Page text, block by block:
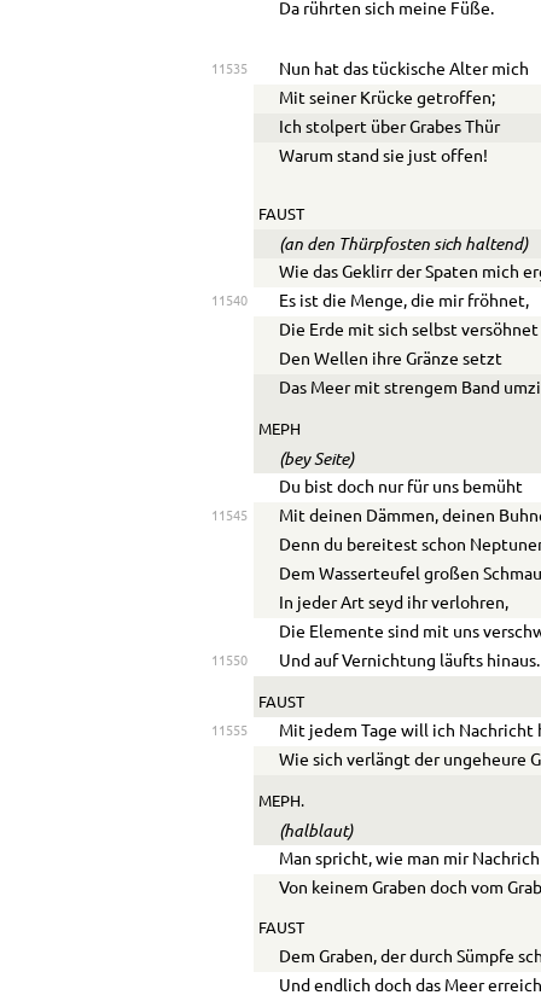
Da rührten sich meine Füße.
11535
Nun hat das tückische Alter mich
Mit seiner Krücke getroffen;
Ich stolpert über Grabes Thür
Warum stand sie just offen!
FAUST
(an den Thürpfosten sich haltend)
Wie das Geklirr der Spaten mich
11540
Es ist die Menge, die mir fröhnet,
Die Erde mit sich selbst versöhnet
Den Wellen ihre Gränze setzt
Das Meer mit strengem Band
MEPH
(bey Seite)
Du bist doch nur für uns bemüht
11545
Mit deinen Dämmen, deinen
Denn du bereitest schon
Dem Wasserteufel großen
In jeder Art seyd ihr verlohren,
Die Elemente sind mit uns
11550 Und auf Vernichtung läufts hinaus.
FAUST
11555
Mit jedem Tage will ich Nachricht
Wie sich verlängt der ungeheure
MEPH.
(halblaut)
Man spricht, wie man mir
Von keinem Graben doch vom
FAUST
Dem Graben, der durch Sümpfe
Und endlich doch das Meer